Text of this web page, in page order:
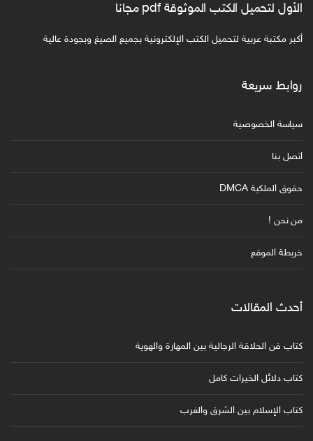
الأول لتحميل الكتب الموثوقة pdf مجانا
أكبر مكتبة عربية لتحميل الكتب الإلكترونية بجميع الصيغ وبجودة عالية
روابط سريعة
سياسة الخصوصية
اتصل بنا
حقوق الملكية DMCA
من نحن !
خريطة الموقع
أحدث المقالات
كتاب فن الحلاقة الرجالية بين المهارة والهوية
كتاب دلائل الخيرات كامل
كتاب الإسلام بين الشرق والغرب